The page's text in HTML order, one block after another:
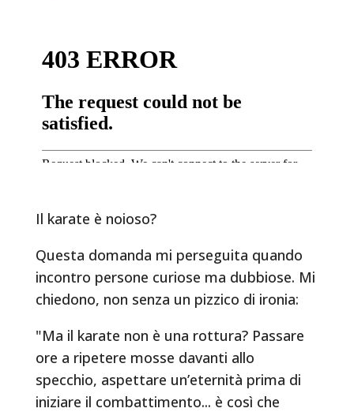
Il karate è noioso?
Questa domanda mi perseguita quando
incontro persone curiose ma dubbiose. Mi
chiedono, non senza un pizzico di ironia:
"Ma il karate non è una rottura? Passare
ore a ripetere mosse davanti allo
specchio, aspettare un’eternità prima di
iniziare il combattimento... è così che